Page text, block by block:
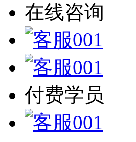
在线咨询
付费学员